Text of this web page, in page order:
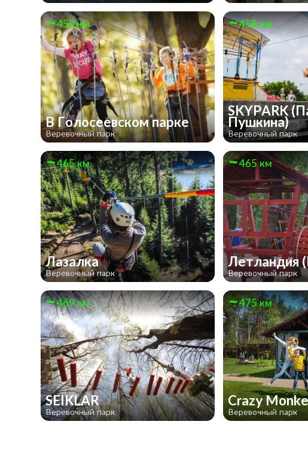
458 км
В Голосеевском парке
Веревочный парк
458 км
SKYPARK
Пушкина)
Веревочный парк
465 км
Лазалка
Веревочный парк
465 км
Летландия
Веревочный парк
469 км
SEIKLAR
Веревочный парк
475 км
Crazy
Веревочный парк